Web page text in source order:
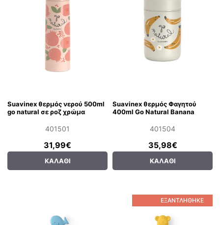
Suavinex θερμός νερού 500ml
go natural σε ροζ χρώμα
401501
31,99€
ΚΑΛΆΘΙ
Suavinex θερμός Φαγητού
400ml Go Natural Banana
401504
35,98€
ΚΑΛΆΘΙ
ΕΞΑΝΤΛΉΘΗΚΕ